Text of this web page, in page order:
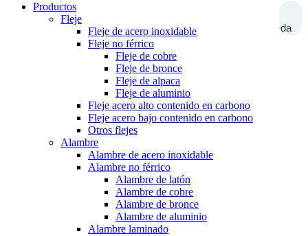
Búsqueda
Productos
Fleje
Fleje de acero inoxidable
Fleje no férrico
Fleje de cobre
Fleje de bronce
Fleje de alpaca
Fleje de aluminio
Fleje acero alto contenido en carbono
Fleje acero bajo contenido en carbono
Otros flejes
Alambre
Alambre de acero inoxidable
Alambre no férrico
Alambre de latón
Alambre de cobre
Alambre de bronce
Alambre de aluminio
Alambre laminado